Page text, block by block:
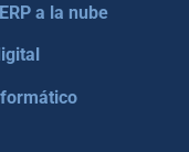
a la nube